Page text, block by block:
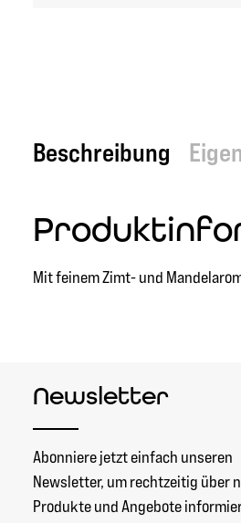
Beschreibung
Mit feinem Zimt- und
Newsletter
Abonniere jetzt einfach unseren
Newsletter, um rechtzeitig über
Produkte und Angebote